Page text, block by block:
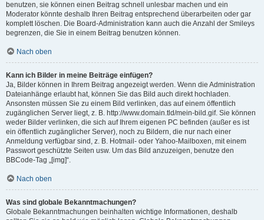
benutzen, sie können einen Beitrag schnell unlesbar machen und ein
Moderator könnte deshalb Ihren Beitrag entsprechend überarbeiten oder gar
komplett löschen. Die Board-Administration kann auch die Anzahl der Smileys
begrenzen, die Sie in einem Beitrag benutzen können.
Nach oben
Kann ich Bilder in meine Beiträge einfügen?
Ja, Bilder können in Ihrem Beitrag angezeigt werden. Wenn die Administration
Dateianhänge erlaubt hat, können Sie das Bild auch direkt hochladen.
Ansonsten müssen Sie zu einem Bild verlinken, das auf einem öffentlich
zugänglichen Server liegt, z. B. http://www.domain.tld/mein-bild.gif. Sie können
weder Bilder verlinken, die sich auf Ihrem eigenen PC befinden (außer es ist
ein öffentlich zugänglicher Server), noch zu Bildern, die nur nach einer
Anmeldung verfügbar sind, z. B. Hotmail- oder Yahoo-Mailboxen, mit einem
Passwort geschützte Seiten usw. Um das Bild anzuzeigen, benutze den
BBCode-Tag „[img]“.
Nach oben
Was sind globale Bekanntmachungen?
Globale Bekanntmachungen beinhalten wichtige Informationen, deshalb